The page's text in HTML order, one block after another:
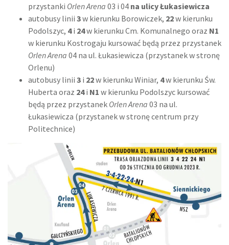
przystanki Orlen Arena 03 i 04 na ulicy Łukasiewicza
autobusy linii 3w kierunku Borowiczek, 22w kierunku
Podolszyc, 4i 24w kierunku Cm. Komunalnego oraz N1
w kierunku Kostrogaju kursować będą przez przystanek
Orlen Arena 04 na ul. Łukasiewicza (przystanek w stronę
Orlenu)
autobusy linii 3 i 22w kierunku Winiar, 4w kierunku Św.
Huberta oraz 24i N1 w kierunku Podolszyc kursować
będą przez przystanek Orlen Arena 03 na ul.
Łukasiewicza (przystanek w stronę centrum przy
Politechnice)